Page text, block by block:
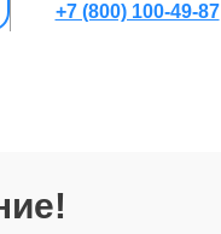
+7 (800) 100-49-87